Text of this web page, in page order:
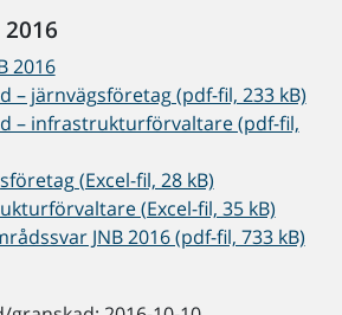
2016
– järnvägsföretag (pdf-fil, 233 kB)
– infrastrukturförvaltare (pdf-fil,
(Excel-fil, 28 kB)
(Excel-fil, 35 kB)
JNB 2016 (pdf-fil, 733 kB)